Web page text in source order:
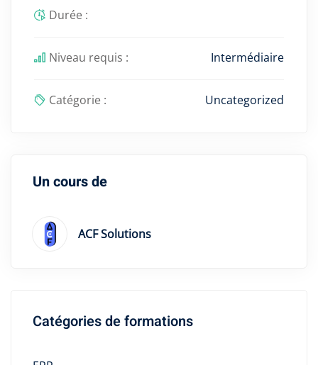
Durée :
Niveau requis : Intermédiaire
Catégorie : Uncategorized
Un cours de
ACF Solutions
Catégories de formations